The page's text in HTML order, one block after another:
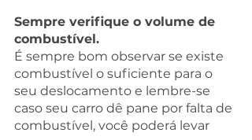
Sempre verifique o volume de
combustível.
É sempre bom observar se existe
combustível o suficiente para o
seu deslocamento e lembre-se
caso seu carro dê pane por falta de
combustível, você poderá levar